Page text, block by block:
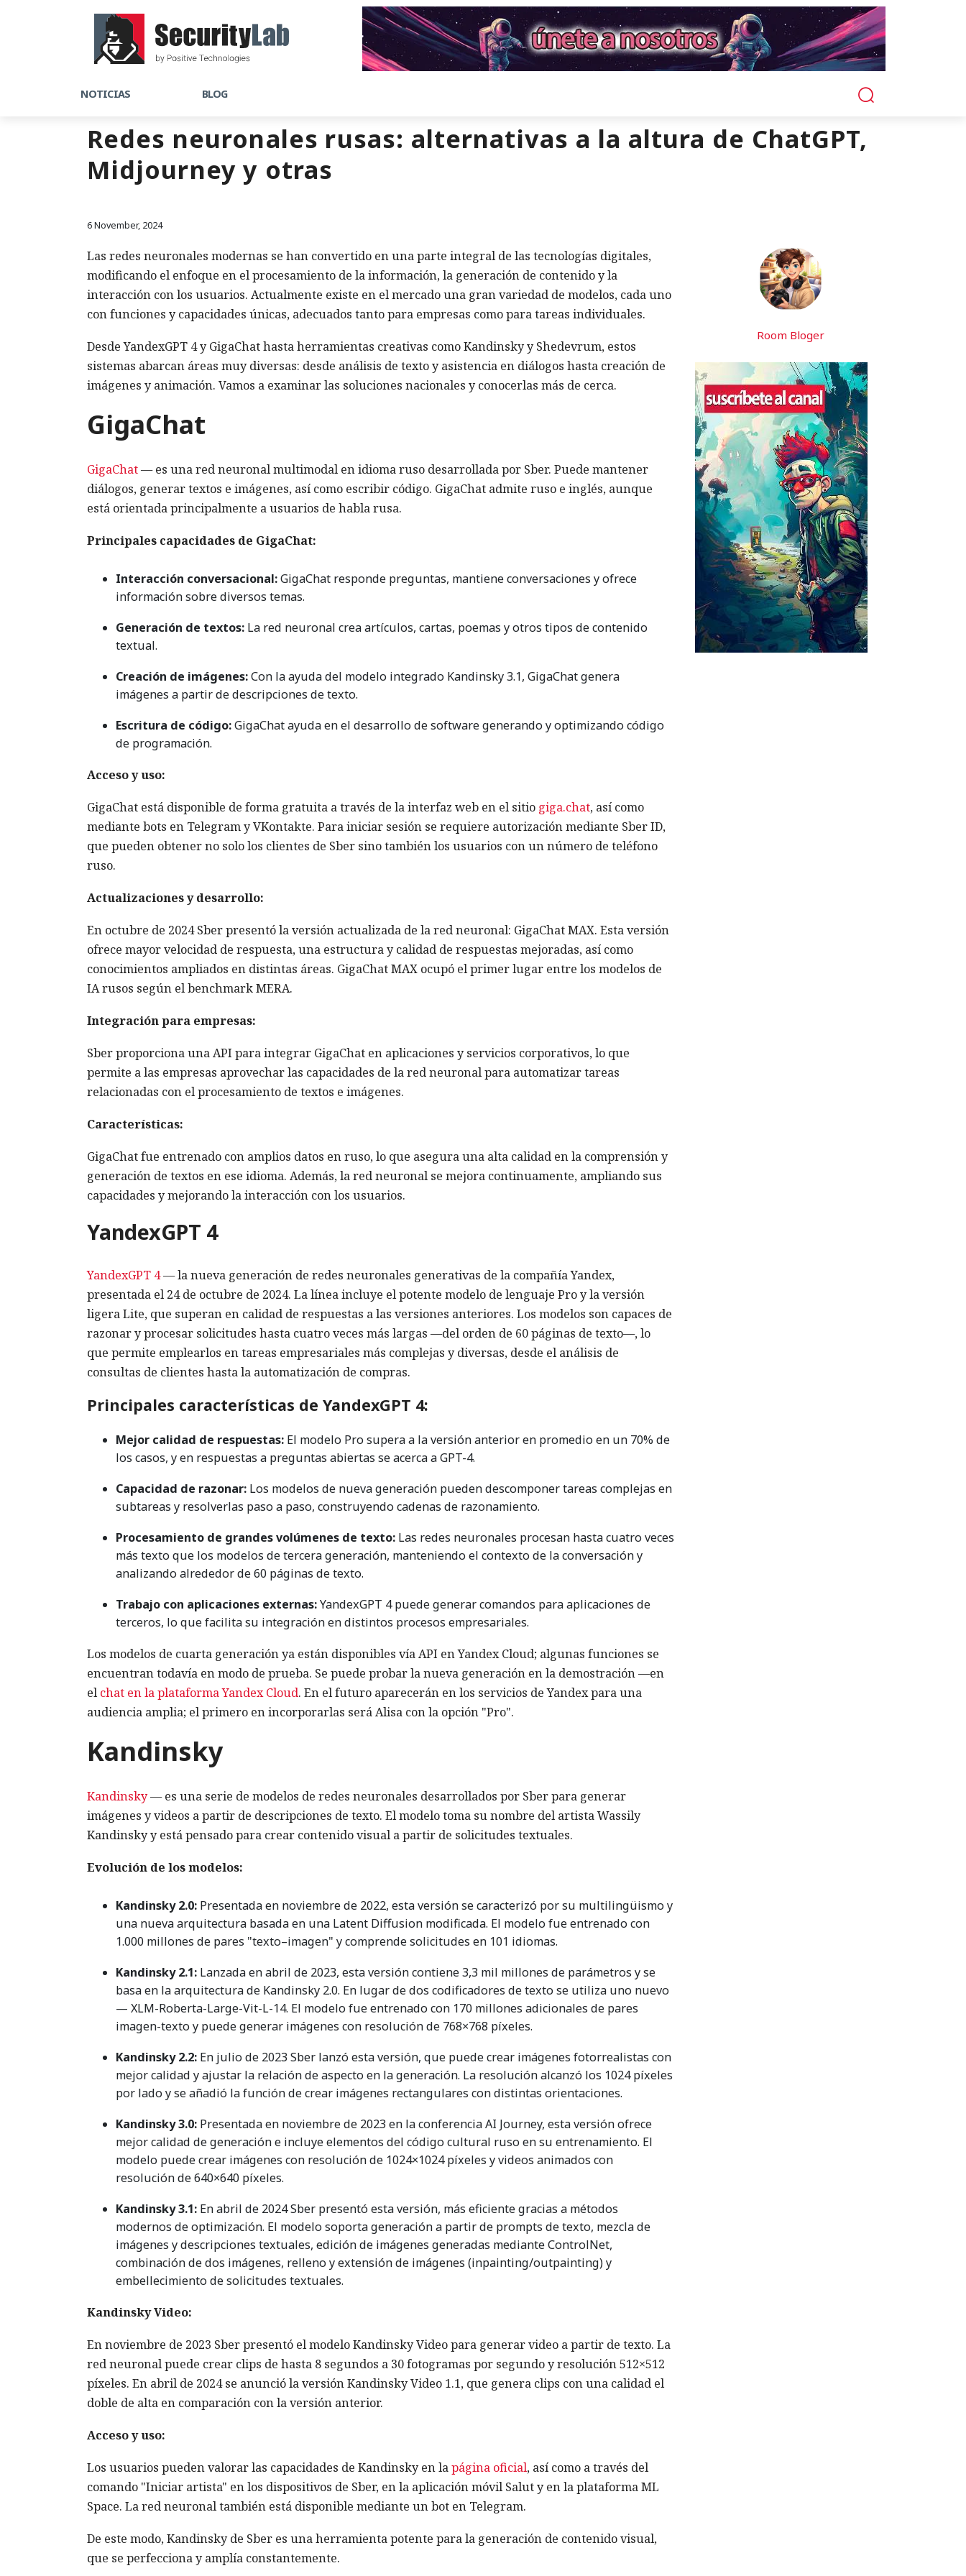
NOTICIAS BLOG
Redes neuronales rusas: alternativas a la altura de ChatGPT,
Midjourney y otras
6 November, 2024
Las redes neuronales modernas se han convertido en una parte integral de las tecnologías digitales,
modificando el enfoque en el procesamiento de la información, la generación de contenido y la
interacción con los usuarios. Actualmente existe en el mercado una gran variedad de modelos, cada uno
con funciones y capacidades únicas, adecuados tanto para empresas como para tareas individuales.
Desde YandexGPT 4 y GigaChat hasta herramientas creativas como Kandinsky y Shedevrum, estos
sistemas abarcan áreas muy diversas: desde análisis de texto y asistencia en diálogos hasta creación de
imágenes y animación. Vamos a examinar las soluciones nacionales y conocerlas más de cerca.
GigaChat
GigaChat— es una red neuronal multimodal en idioma ruso desarrollada por Sber. Puede mantener
diálogos, generar textos e imágenes, así como escribir código. GigaChat admite ruso e inglés, aunque
está orientada principalmente a usuarios de habla rusa.
Principales capacidades de GigaChat:
Interacción conversacional:GigaChat responde preguntas, mantiene conversaciones y ofrece
información sobre diversos temas.
Generación de textos: La red neuronal crea artículos, cartas, poemas y otros tipos de contenido
textual.
Creación de imágenes:Con la ayuda del modelo integrado Kandinsky 3.1, GigaChat genera
imágenes a partir de descripciones de texto.
Escritura de código:GigaChat ayuda en el desarrollo de software generando y optimizando código
de programación.
Acceso y uso:
GigaChat está disponible de forma gratuita a través de la interfaz web en el sitio giga.chat, así como
mediante bots en Telegram y VKontakte. Para iniciar sesión se requiere autorización mediante Sber ID,
que pueden obtener no solo los clientes de Sber sino también los usuarios con un número de teléfono
ruso.
Actualizaciones y desarrollo:
En octubre de 2024 Sber presentó la versión actualizada de la red neuronal: GigaChat MAX. Esta versión
ofrece mayor velocidad de respuesta, una estructura y calidad de respuestas mejoradas, así como
conocimientos ampliados en distintas áreas. GigaChat MAX ocupó el primer lugar entre los modelos de
IA rusos según el benchmark MERA.
Integración para empresas:
Sber proporciona una API para integrar GigaChat en aplicaciones y servicios corporativos, lo que
permite a las empresas aprovechar las capacidades de la red neuronal para automatizar tareas
relacionadas con el procesamiento de textos e imágenes.
Características:
GigaChat fue entrenado con amplios datos en ruso, lo que asegura una alta calidad en la comprensión y
generación de textos en ese idioma. Además, la red neuronal se mejora continuamente, ampliando sus
capacidades y mejorando la interacción con los usuarios.
YandexGPT 4
YandexGPT 4— la nueva generación de redes neuronales generativas de la compañía Yandex,
presentada el 24 de octubre de 2024. La línea incluye el potente modelo de lenguaje Pro y la versión
ligera Lite, que superan en calidad de respuestas a las versiones anteriores. Los modelos son capaces de
razonar y procesar solicitudes hasta cuatro veces más largas —del orden de 60 páginas de texto—, lo
que permite emplearlos en tareas empresariales más complejas y diversas, desde el análisis de
consultas de clientes hasta la automatización de compras.
Principales características de YandexGPT 4:
Mejor calidad de respuestas: El modelo Pro supera a la versión anterior en promedio en un 70% de
los casos, y en respuestas a preguntas abiertas se acerca a GPT-4.
Capacidad de razonar: Los modelos de nueva generación pueden descomponer tareas complejas en
subtareas y resolverlas paso a paso, construyendo cadenas de razonamiento.
Procesamiento de grandes volúmenes de texto: Las redes neuronales procesan hasta cuatro veces
más texto que los modelos de tercera generación, manteniendo el contexto de la conversación y
analizando alrededor de 60 páginas de texto.
Trabajo con aplicaciones externas:YandexGPT 4 puede generar comandos para aplicaciones de
terceros, lo que facilita su integración en distintos procesos empresariales.
Los modelos de cuarta generación ya están disponibles vía API en Yandex Cloud; algunas funciones se
encuentran todavía en modo de prueba. Se puede probar la nueva generación en la demostración —en
el chat en la plataforma Yandex Cloud. En el futuro aparecerán en los servicios de Yandex para una
audiencia amplia; el primero en incorporarlas será Alisa con la opción "Pro".
Kandinsky
Kandinsky— es una serie de modelos de redes neuronales desarrollados por Sber para generar
imágenes y videos a partir de descripciones de texto. El modelo toma su nombre del artista Wassily
Kandinsky y está pensado para crear contenido visual a partir de solicitudes textuales.
Evolución de los modelos:
Kandinsky 2.0: Presentada en noviembre de 2022, esta versión se caracterizó por su multilingüismo y
una nueva arquitectura basada en una Latent Diffusion modificada. El modelo fue entrenado con
1.000 millones de pares "texto–imagen" y comprende solicitudes en 101 idiomas.
Kandinsky 2.1: Lanzada en abril de 2023, esta versión contiene 3,3 mil millones de parámetros y se
basa en la arquitectura de Kandinsky 2.0. En lugar de dos codificadores de texto se utiliza uno nuevo
— XLM-Roberta-Large-Vit-L-14. El modelo fue entrenado con 170 millones adicionales de pares
imagen-texto y puede generar imágenes con resolución de 768×768 píxeles.
Kandinsky 2.2: En julio de 2023 Sber lanzó esta versión, que puede crear imágenes fotorrealistas con
mejor calidad y ajustar la relación de aspecto en la generación. La resolución alcanzó los 1024 píxeles
por lado y se añadió la función de crear imágenes rectangulares con distintas orientaciones.
Kandinsky 3.0: Presentada en noviembre de 2023 en la conferencia AI Journey, esta versión ofrece
mejor calidad de generación e incluye elementos del código cultural ruso en su entrenamiento. El
modelo puede crear imágenes con resolución de 1024×1024 píxeles y videos animados con
resolución de 640×640 píxeles.
Kandinsky 3.1: En abril de 2024 Sber presentó esta versión, más eficiente gracias a métodos
modernos de optimización. El modelo soporta generación a partir de prompts de texto, mezcla de
imágenes y descripciones textuales, edición de imágenes generadas mediante ControlNet,
combinación de dos imágenes, relleno y extensión de imágenes (inpainting/outpainting) y
embellecimiento de solicitudes textuales.
Kandinsky Video:
En noviembre de 2023 Sber presentó el modelo Kandinsky Video para generar video a partir de texto. La
red neuronal puede crear clips de hasta 8 segundos a 30 fotogramas por segundo y resolución 512×512
píxeles. En abril de 2024 se anunció la versión Kandinsky Video 1.1, que genera clips con una calidad el
doble de alta en comparación con la versión anterior.
Acceso y uso:
Los usuarios pueden valorar las capacidades de Kandinsky en lapágina oficial, así como a través del
comando "Iniciar artista" en los dispositivos de Sber, en la aplicación móvil Salut y en la plataforma ML
Space. La red neuronal también está disponible mediante un bot en Telegram.
De este modo, Kandinsky de Sber es una herramienta potente para la generación de contenido visual,
que se perfecciona y amplía constantemente.
Room Bloger